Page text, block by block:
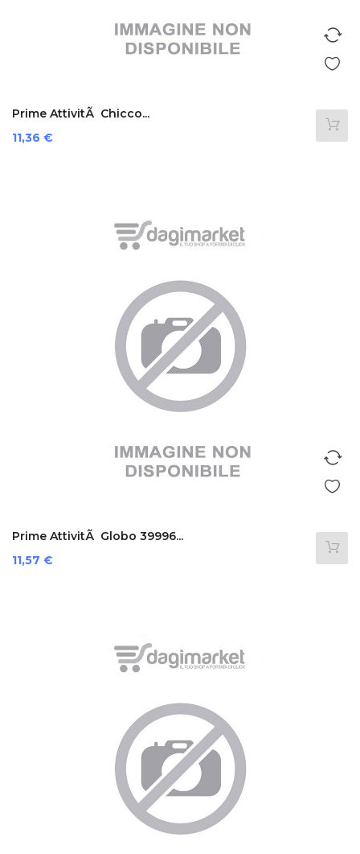
Prime AttivitÃ Chicco...
Prezzo
11,36 €
Prime AttivitÃ Globo 39996...
Prezzo
11,57 €